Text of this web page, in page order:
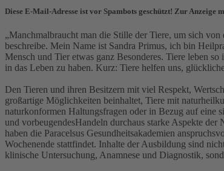
Diese E-Mail-Adresse ist vor Spambots geschützt! Zur Anzeige
„Manchmalbraucht man die Stille der Tiere, um sich
beschreibe. Mein Name ist Sandra Primus, ich bin
Mensch und Tier etwas ganz Besonderes. Tiere leben
in das Leben zu haben. Kurz: Tiere helfen uns,
Den Tieren und ihren Besitzern mit viel Respekt,
großartige Möglichkeiten beinhaltet, Tiere mit
naturkonformen Haltungsfragen oder in Bezug auf eine
und vorbeugendesHandeln durchaus starke Aspekte
haben die Paracelsus Gesundheitsakademien
Wochenende stattfindet. Inhalte der Ausbildung sind
klinische Untersuchung, Anamnese und Diagnostik,